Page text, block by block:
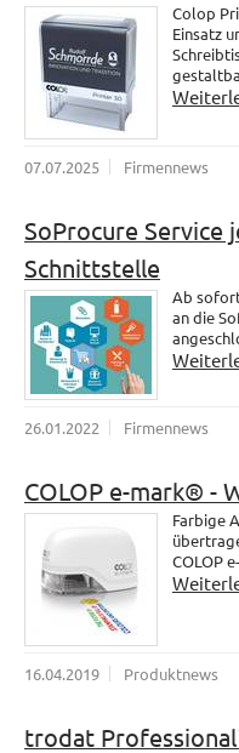
Colop
Einsatz
07.07.2025 Firmennews
SoProcure
Schnittstelle
Ab
an die
26.01.2022 Firmennews
COLOP e-mark® -
Farbige
COLOP
16.04.2019 Produktnews
trodat